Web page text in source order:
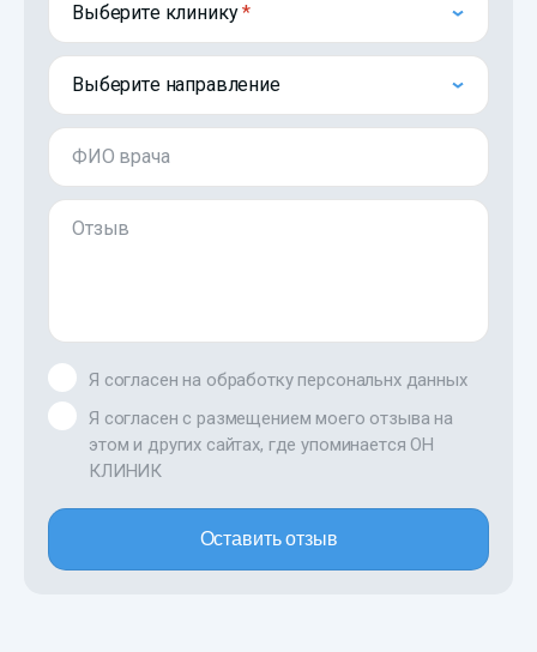
Выберите клинику
Выберите направление
ФИО врача
Отзыв
Я согласен на обработку персональнх данных
Я согласен с размещением моего отзыва на
этом и других сайтах, где упоминается ОН
КЛИНИК
Оставить отзыв